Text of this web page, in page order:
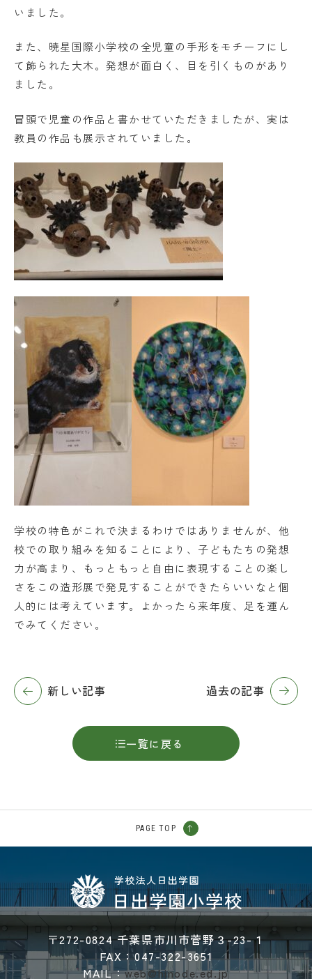
いました。
また、暁星国際小学校の全児童の手形をモチーフにし
て飾られた大木。発想が面白く、目を引くものがあり
ました。
冒頭で児童の作品と書かせていただきましたが、実は
教員の作品も展示されていました。
学校の特色がこれで決まるわけではありませんが、他
校での取り組みを知ることにより、子どもたちの発想
力が高まり、もっともっと自由に表現することの楽し
さをこの造形展で発見することができたらいいなと個
人的には考えています。よかったら来年度、足を運ん
でみてください。
新しい記事
一覧に戻る
過去の記事
PAGE TOP
〒272-0824 千葉県市川市菅野３-23-１
FAX：047-322-3651
MAIL：web@hinode.ed.jp